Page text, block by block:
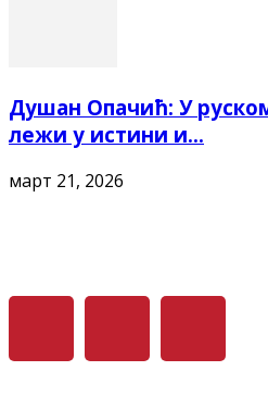
Душан Опачић: У
лежи у истини и...
март 21, 2026